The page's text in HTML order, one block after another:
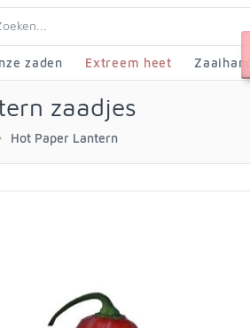
zaden Extreem heet
zaadjes
Hot Paper Lantern